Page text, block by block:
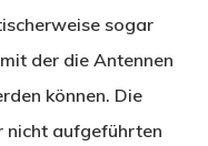
sogar
der die Antennen
können. Die
nicht aufgeführten